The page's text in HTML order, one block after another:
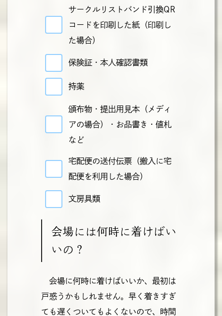
サークルリストバンド引換QR
コードを印刷した紙（印刷し
た場合）
保険証・本人確認書類
持薬
頒布物・提出用見本（メディ
アの場合）・お品書き・値札
など
宅配便の送付伝票（搬入に宅
配便を利用した場合）
文房具類
会場には何時に着けばい
いの？
会場に何時に着けばいいか、最初は
戸惑うかもしれません。早く着きすぎ
ても遅くついてもよくないので、時間